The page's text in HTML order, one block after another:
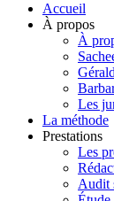
Accueil
À propos
À
Les
La méthode
Prestations
Les
Audit